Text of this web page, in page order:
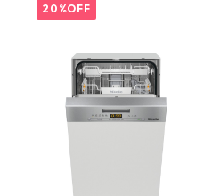
20%OFF